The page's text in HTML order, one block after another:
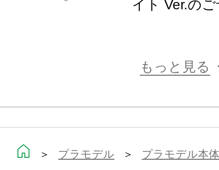
・アーマーを身に着けた「武装モー
・多彩な武器パーツ、ジョイントパ
イト Ver.の
もっと見る
＞ プラモデル ＞ プラモデル本体